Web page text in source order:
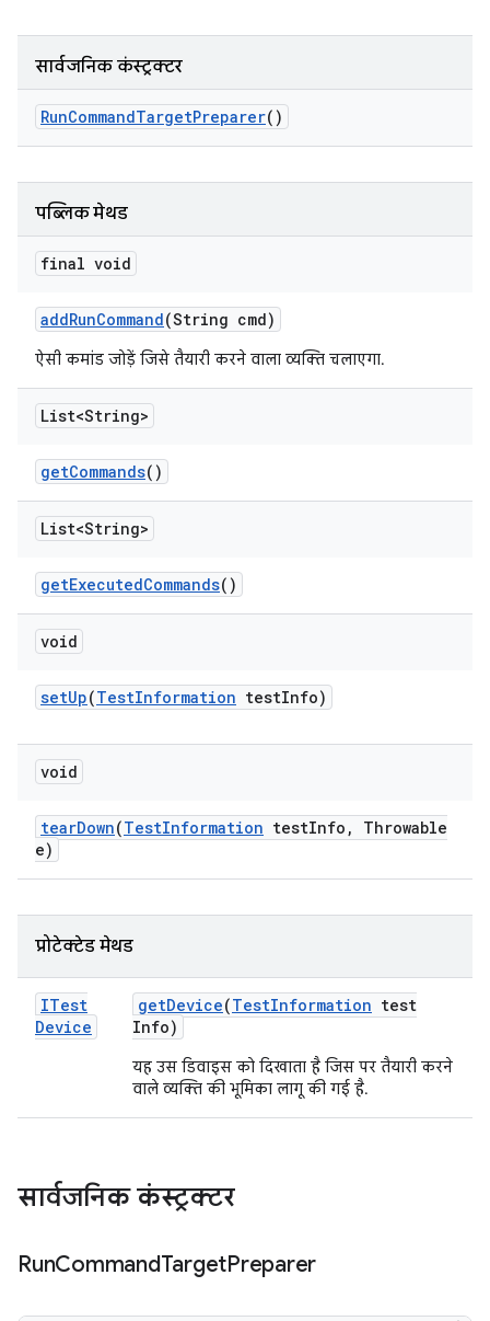
सार्वजनिक कंस्ट्रक्टर
RunCommandTargetPreparer()
पब्लिक मेथड
final void
addRunCommand(String cmd)
ऐसी कमांड जोड़ें जिसे तैयारी करने वाला व्यक्ति चलाएगा.
List<String>
getCommands()
List<String>
getExecutedCommands()
void
setUp(TestInformation testInfo)
void
tearDown(TestInformation testInfo ,
Throwable
e)
प्रोटेक्टेड मेथड
ITest
Device
getDevice(TestInformation test
Info)
यह उस डिवाइस को दिखाता है जिस पर तैयारी करने
वाले व्यक्ति की भूमिका लागू की गई है.
सार्वजनिक कंस्ट्रक्टर
RunCommandTargetPreparer